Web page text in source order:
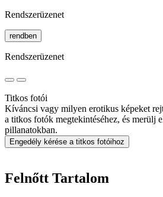
Rendszerüzenet
rendben
Rendszerüzenet
Titkos fotói
Kíváncsi vagy milyen erotikus képeket
a titkos fotók megtekintéséhez, és merülj
pillanatokban.
Engedély kérése a titkos fotóihoz
Felnőtt Tartalom